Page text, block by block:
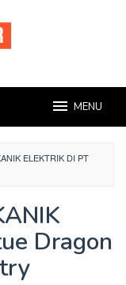
MENU
ELEKTRIK DI PT
Dragon